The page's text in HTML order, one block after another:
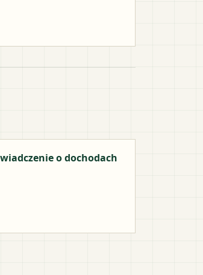
o dochodach